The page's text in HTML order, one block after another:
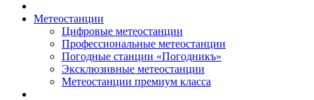
Метеостанции
Цифровые метеостанции
Профессиональные метеостанции
Погодные станции «Погодникъ»
Эксклюзивные метеостанции
Метеостанции премиум класса